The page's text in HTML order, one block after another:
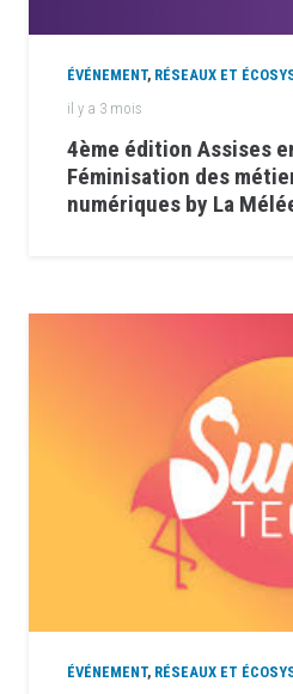
ÉVÉNEMENT, RÉSEAUX ET
il y a 3 mois
4ème édition Assises
Féminisation des
numériques by La
ÉVÉNEMENT, RÉSEAUX ET